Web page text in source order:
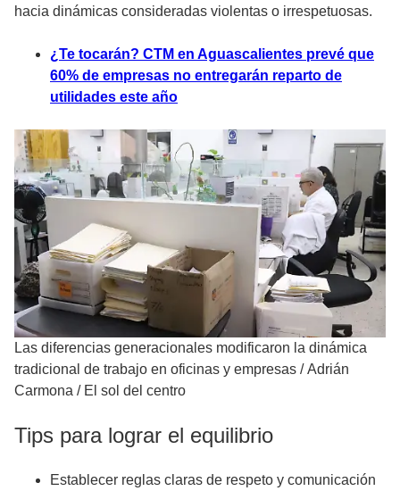
hacia dinámicas consideradas violentas o irrespetuosas.
¿Te tocarán? CTM en Aguascalientes prevé que
60% de empresas no entregarán reparto de
utilidades este año
Las diferencias generacionales modificaron la dinámica
tradicional de trabajo en oficinas y empresas /Adrián
Carmona / El sol del centro
Tips para lograr el equilibrio
Establecer reglas claras de respeto y comunicación